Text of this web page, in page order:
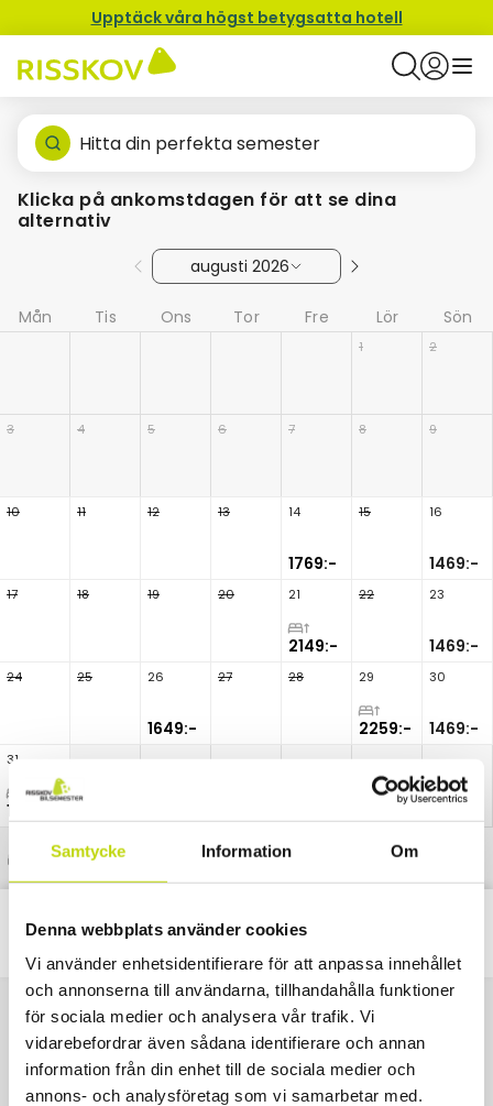
Samtycke Information Om
Denna webbplats använder cookies
Vi använder enhetsidentifierare för att anpassa innehållet
och annonserna till användarna, tillhandahålla funktioner
för sociala medier och analysera vår trafik. Vi
vidarebefordrar även sådana identifierare och annan
information från din enhet till de sociala medier och
annons- och analysföretag som vi samarbetar med.
Upptäck våra högst betygsatta hotell
Hitta din perfekta semester
Klicka på ankomstdagen för att se dina
alternativ
augusti 2026
Mån Tis Ons Tor Fre Lör Sön
1 2
3 4 5 6 7 8 9
10 11 12 13 14
1769:-
15 16
1469:-
17 18 19 20 21
2149:-
22 23
1469:-
24 25 26
1649:-
27 28 29
2259:-
30
1469:-
31
1869:-
Uppgraderad rumstyp
Paket
Classic
Kontakta oss
040 611 6130